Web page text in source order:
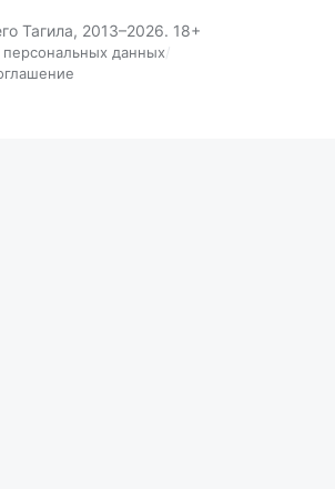
Тагила, 2013–2026. 18+
данных/